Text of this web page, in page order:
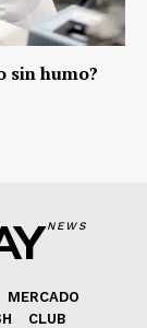
sin humo?
NEWS
MERCADO
CLUB